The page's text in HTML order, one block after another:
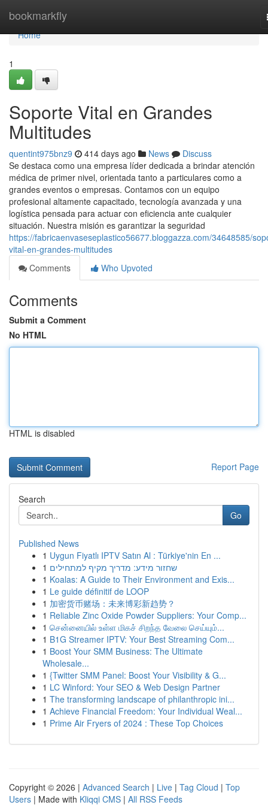
bookmarkfly
Home
Home
1
Soporte Vital en Grandes
Multitudes
quentint975bnz9 414 days ago News
Discuss
Se destaca como una empresa líder dedicada a brindar atención
médica de primer nivel, orientada tanto a particulares como a
grandes eventos o empresas. Contamos con un equipo
profesional altamente capacitado, tecnología avanzada y una
logística pensada para actuar con eficiencia ante cualquier
situación. Nuestra misión es garantizar la seguridad
https://fabricaenvaseseplastico56677.bloggazza.com/34648585/
vital-en-grandes-multitudes
Comments
Who Upvoted
Comments
Submit a Comment
No HTML
HTML is disabled
Report Page
Search
Go
Published News
1 Uygun Fiyatlı IPTV Satın Al : Türkiye'nin En ...
1 שחזור מידע: מדריך מקיף למתחילים
1 Koalas: A Guide to Their Environment and Exis...
1 Le guide définitif de LOOP
1 加密货币赌场：未来博彩新趋势？
1 Reliable Zinc Oxide Powder Suppliers: Your Comp...
1 சென்னையில் உள்ள மிகச் சிறந்த வேலை செய்யும்...
1 B1G Streamer IPTV: Your Best Streaming Com...
1 Boost Your SMM Business: The Ultimate
Wholesale...
1 {Twitter SMM Panel: Boost Your Visibility & G...
1 LC Winford: Your SEO & Web Design Partner
1 The transforming landscape of philanthropic ini...
1 Achieve Financial Freedom: Your Individual Weal...
1 Prime Air Fryers of 2024 : These Top Choices
Copyright © 2026 | Advanced Search | Live | Tag Cloud | Top
Users | Made with Kliqqi CMS | All RSS Feeds